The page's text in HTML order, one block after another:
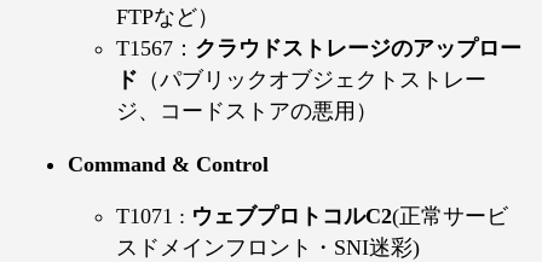
FTPなど）
T1567： クラウドストレージのアップロー
ド （パブリックオブジェクトストレー
ジ、コードストアの悪用）
Command & Control
T1071 : ウェブプロトコルC2(正常サービ
スドメインフロント・SNI迷彩)